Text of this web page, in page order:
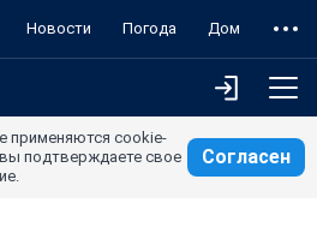
Новости Погода Дом
применяются cookie-
подтверждаете свое
Согласен